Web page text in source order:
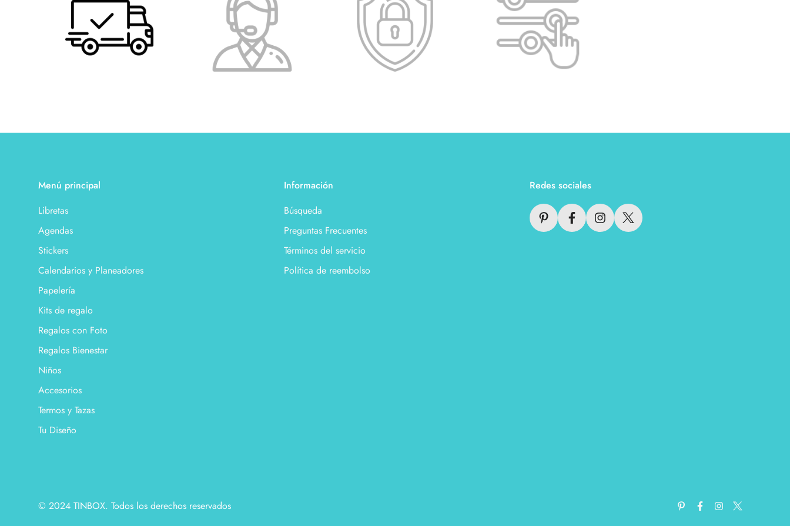
Menú principal
Libretas
Agendas
Stickers
Calendarios y Planeadores
Papelería
Kits de regalo
Regalos con Foto
Regalos Bienestar
Niños
Accesorios
Termos y Tazas
Tu Diseño
Información
Búsqueda
Preguntas Frecuentes
Términos del servicio
Política de reembolso
Redes sociales
© 2024 TINBOX. Todos los derechos reservados